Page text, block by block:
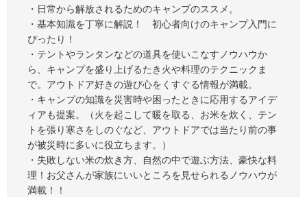
・日常から解放されるためのキャンプのススメ。
・基本知識を丁寧に解説！ 初心者向けのキャンプ入門に
ぴったり！
・テントやランタンなどの道具を使いこなすノウハウか
ら、キャンプを盛り上げるたき火や料理のテクニックま
で。アウトドア好きの遊び心をくすぐる情報が満載。
・キャンプの知識を災害時や困ったときに応用するアイデ
ィアも提案。（火を起こして暖を取る、お米を炊く、テン
トを張り寒さをしのぐなど、アウトドアでは当たり前の事
が被災時に多いに役立ちます。）
・失敗しない米の炊き方、自然の中で遊ぶ方法、豪快な料
理！お父さんが家族にいいところを見せられるノウハウが
満載！！